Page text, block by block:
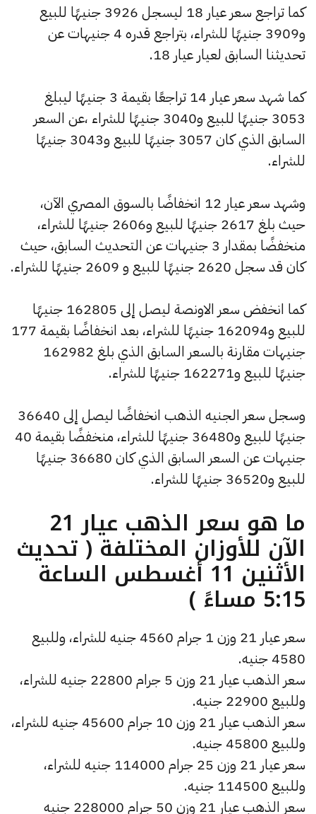
كما تراجع سعر عيار 18 ليسجل 3926 جنيهًا للبيع
و3909 جنيهًا للشراء، بتراجع قدره 4 جنيهات عن
تحديثنا السابق لعيار عيار 18.
كما شهد سعر عيار 14 تراجعًا بقيمة 3 جنيهًا ليبلغ
3053 جنيهًا للبيع و3040 جنيهًا للشراء ،عن السعر
السابق الذي كان 3057 جنيهًا للبيع و3043 جنيهًا
للشراء.
وشهد سعر عيار 12 انخفاضًا بالسوق المصري الآن،
حيث بلغ 2617 جنيهًا للبيع و2606 جنيهًا للشراء،
منخفضًا بمقدار 3 جنيهات عن التحديث السابق، حيث
كان قد سجل 2620 جنيهًا للبيع و 2609 جنيهًا للشراء.
كما انخفض سعر الاونصة ليصل إلى 162805 جنيهًا
للبيع و162094 جنيهًا للشراء، بعد انخفاضًا بقيمة 177
جنيهات مقارنة بالسعر السابق الذي بلغ 162982
جنيهًا للبيع و162271 جنيهًا للشراء.
وسجل سعر الجنيه الذهب انخفاضًا ليصل إلى 36640
جنيهًا للبيع و36480 جنيهًا للشراء، منخفضًا بقيمة 40
جنيهات عن السعر السابق الذي كان 36680 جنيهًا
للبيع و36520 جنيهًا للشراء.
ما هو سعر الذهب عيار 21
الآن للأوزان المختلفة ( تحديث
الأثنين 11 أغسطس الساعة
5:15 مساءً )
سعر عيار 21 وزن 1 جرام 4560 جنيه للشراء، وللبيع
4580 جنيه.
سعر الذهب عيار 21 وزن 5 جرام 22800 جنيه للشراء،
وللبيع 22900 جنيه.
سعر الذهب عيار 21 وزن 10 جرام 45600 جنيه للشراء،
وللبيع 45800 جنيه.
سعر عيار 21 وزن 25 جرام 114000 جنيه للشراء،
وللبيع 114500 جنيه.
سعر الذهب عيار 21 وزن 50 جرام 228000 جنيه